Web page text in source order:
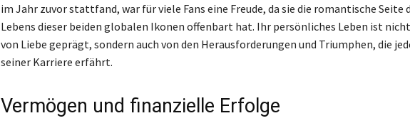
im Jahr zuvor stattfand, war für viele Fans eine Freude, da sie die romantische Seite
Lebens dieser beiden globalen Ikonen offenbart hat. Ihr persönliches Leben ist
von Liebe geprägt, sondern auch von den Herausforderungen und Triumphen, die
seiner Karriere erfährt.
Vermögen und finanzielle Erfolge